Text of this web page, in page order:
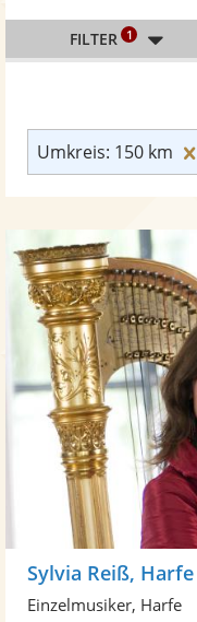
Umkreis: 150 km
FILTER 1
Sylvia Reiß, Harfe
Einzelmusiker, Harfe